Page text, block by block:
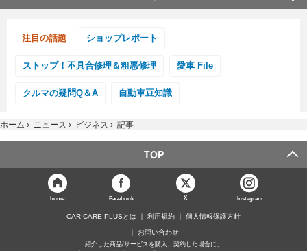
注目の話題 ショップレポート
ストップ！不具合修理＆粗悪修理 愛車 File
クルマの疑問Q＆A 自動車豆知識
ホーム › ニュース › ビジネス › 記事
TOP
home Facebook X Instagram
CAR CARE PLUSとは 利用規約 個人情報保護方針
お問い合わせ
紹介した商品/サービスを購入、契約した場合に、